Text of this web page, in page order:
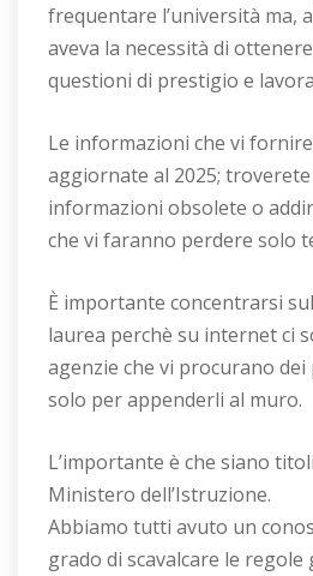
frequentare l’università ma,
aveva la necessità di
questioni di prestigio e
Le informazioni che vi
aggiornate al 2025;
informazioni obsolete o
che vi faranno perdere solo
È importante concentrarsi
laurea perchè su internet ci
agenzie che vi procurano dei
solo per appenderli al muro.
L’importante è che siano
Ministero dell’Istruzione.
Abbiamo tutti avuto un
grado di scavalcare le regole